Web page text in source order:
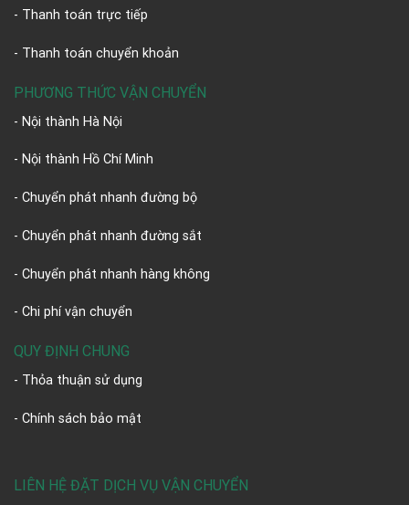
- Thanh toán trực tiếp
- Thanh toán chuyển khoản
PHƯƠNG THỨC VẬN CHUYỂN
- Nội thành Hà Nội
- Nội thành Hồ Chí Minh
- Chuyển phát nhanh đường bộ
- Chuyển phát nhanh đường sắt
- Chuyển phát nhanh hàng không
- Chi phí vận chuyển
QUY ĐỊNH CHUNG
- Thỏa thuận sử dụng
- Chính sách bảo mật
LIÊN HỆ ĐẶT DỊCH VỤ VẬN CHUYỂN